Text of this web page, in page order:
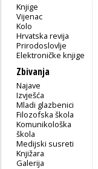
Knjige
Vijenac
Kolo
Hrvatska revija
Prirodoslovlje
Elektroničke knjige
Zbivanja
Najave
Izvješća
Mladi glazbenici
Filozofska škola
Komunikološka
škola
Medijski susreti
Knjižara
Galerija